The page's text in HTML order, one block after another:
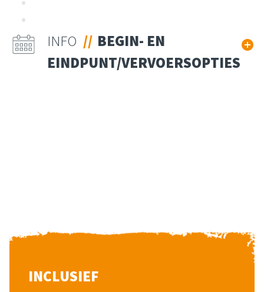
INFO
BEGIN- EN
EINDPUNT/VERVOERSOPTIES
INCLUSIEF